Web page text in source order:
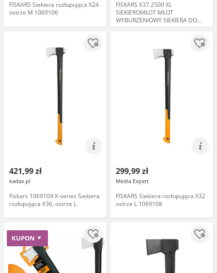
FISKARS Siekiera rozłupująca X24
ostrze M 1069106
FISKARS X37 2500 XL
SIEKIEROMŁOT MŁOT
WYBURZENIOWY SIEKIERA DO
DREWNA Fiskars 2500 XL 1001704
421,99 zł
kadax.pl
Fiskars 1069109 X-series Siekiera
rozłupująca X36, ostrze L
299,99 zł
Media Expert
FISKARS Siekiera rozłupująca X32
ostrze L 1069108
KUPON